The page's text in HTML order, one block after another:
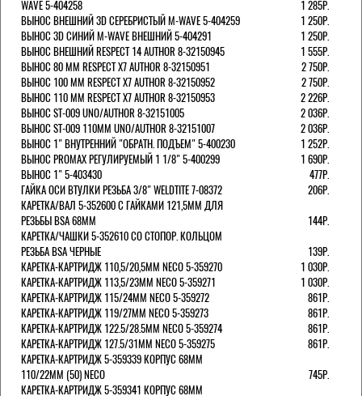
WAVE 5-404258
1 285Р.
ВЫНОС ВНЕШНИЙ 3D СЕРЕБРИСТЫЙ M-WAVE 5-404259
1 250Р.
ВЫНОС 3D СИНИЙ M-WAVE ВНЕШНИЙ 5-404291
1 250Р.
ВЫНОС ВНЕШНИЙ RESPECT 14 AUTHOR 8-32150945
1 555Р.
ВЫНОС 80 ММ RESPECT Х7 AUTHOR 8-32150951
2 750Р.
ВЫНОС 100 ММ RESPECT Х7 AUTHOR 8-32150952
2 750Р.
ВЫНОС 110 ММ RESPECT Х7 AUTHOR 8-32150953
2 226Р.
ВЫНОС ST-009 UNO/AUTHOR 8-32151005
2 036Р.
ВЫНОС ST-009 110ММ UNO/AUTHOR 8-32151007
2 036Р.
ВЫНОС 1" ВНУТРЕННИЙ "ОБРАТН. ПОДЪЕМ" 5-400230
1 252Р.
ВЫНОС PROMAX РЕГУЛИРУЕМЫЙ 1 1/8" 5-400299
1 690Р.
ВЫНОС 1" 5-403430
477Р.
ГАЙКА ОСИ ВТУЛКИ РЕЗЬБА 3/8" WELDTITE 7-08372
206Р.
КАРЕТКА/ВАЛ 5-352600 С ГАЙКАМИ 121,5ММ ДЛЯ
РЕЗЬБЫ BSA 68ММ
144Р.
КАРЕТКА/ЧАШКИ 5-352610 СО СТОПОР. КОЛЬЦОМ
РЕЗЬБА BSA ЧЕРНЫЕ
139Р.
КАРЕТКА-КАРТРИДЖ 110,5/20,5ММ NECO 5-359270
1 030Р.
КАРЕТКА-КАРТРИДЖ 113,5/23ММ NECO 5-359271
1 030Р.
КАРЕТКА-КАРТРИДЖ 115/24ММ NECO 5-359272
861Р.
КАРЕТКА-КАРТРИДЖ 119/27ММ NECO 5-359273
861Р.
КАРЕТКА-КАРТРИДЖ 122.5/28.5ММ NECO 5-359274
861Р.
КАРЕТКА-КАРТРИДЖ 127.5/31ММ NECO 5-359275
861Р.
КАРЕТКА-КАРТРИДЖ 5-359339 КОРПУС 68ММ
110/22ММ (50) NECO
745Р.
КАРЕТКА-КАРТРИДЖ 5-359341 КОРПУС 68ММ